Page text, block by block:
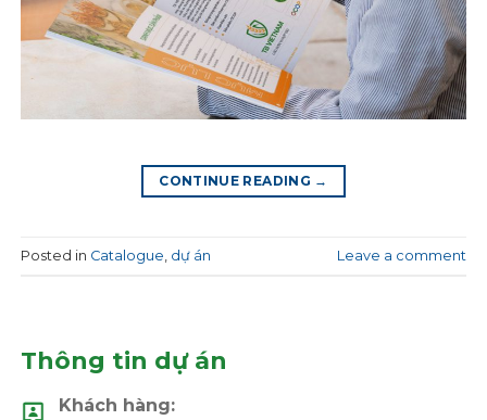
CONTINUE READING →
Posted in Catalogue dự án Leave a comment
Thông tin dự án
Khách hàng: